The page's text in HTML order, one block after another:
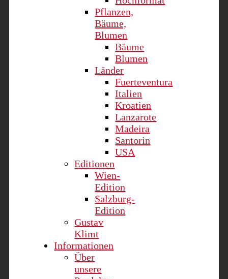
Pflanzen,
Bäume,
Blumen
Bäume
Blumen
Länder
Fuerteventura
Italien
Kroatien
Lanzarote
Madeira
Santorin
USA
Editionen
Wien-
Edition
Salzburg-
Edition
Gustav
Klimt
Informationen
Über
unsere